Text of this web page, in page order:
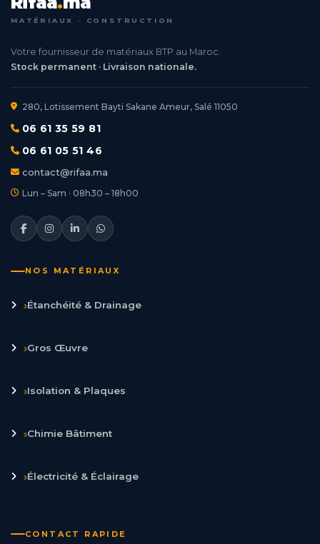
MATÉRIAUX · CONSTRUCTION
Votre fournisseur de matériaux BTP au Maroc.
Stock permanent · Livraison nationale.
280, Lotissement Bayti Sakane Ameur, Salé 11050
06 61 35 59 81
06 61 05 51 46
contact@rifaa.ma
Lun – Sam · 08h30 – 18h00
NOS MATÉRIAUX
›Étanchéité & Drainage
›Gros Œuvre
›Isolation & Plaques
›Chimie Bâtiment
›Électricité & Éclairage
CONTACT RAPIDE